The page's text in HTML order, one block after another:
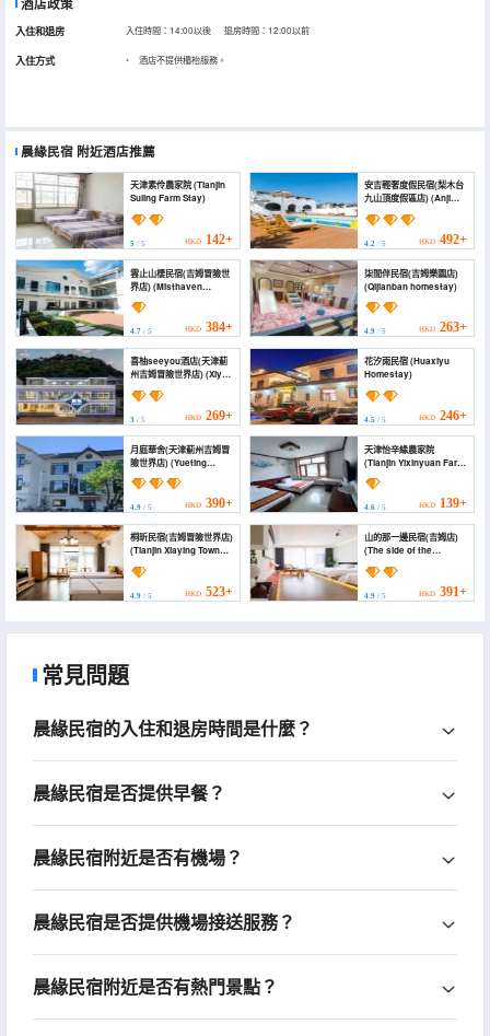
酒店政策
入住和退房 入住時間：14:00以後 退房時間：12:00以前
入住方式 酒店不提供櫃枱服務。
晨緣民宿 附近酒店推薦
天津素伶農家院 (Tianjin
Suling Farm Stay)
5 / 5 HKD 142+
安吉輕奢度假民宿(梨木台
九山頂度假區店) (Anji
Light Luxury Holiday
Homestay)
4.2/ 5 HKD 492+
雲止山棲民宿(吉姆冒險世
界店) (Misthaven
Lodge)
4.7 / 5 HKD 384+
柒間伴民宿(吉姆樂園店)
(Qijianban homestay)
4.9/ 5 HKD 263+
喜柚seeyou酒店(天津薊
州吉姆冒險世界店) (Xiyou
Seeyou Hotel (Tianjin
Jizhou Jim Adventure
World))
3 / 5 HKD 269+
花汐雨民宿 (Huaxiyu
Homestay)
4.5/ 5 HKD 246+
月庭華舍(天津薊州吉姆冒
險世界店) (Yueting
Huashe (Tianjin Jizhou
Jim Adventure World))
4.9 / 5 HKD 390+
天津怡辛緣農家院
(Tianjin Yixinyuan Farm
stay)
4.6/ 5 HKD 139+
桐昕民宿(吉姆冒險世界店)
(Tianjin Xiaying Town
Tuanshanzi Village)
4.9 / 5 HKD 523+
山的那一邊民宿(吉姆店)
(The side of the
mountain homestay
(Jim))
4.9/ 5 HKD 391+
常見問題
晨緣民宿的入住和退房時間是什麼？
晨緣民宿是否提供早餐？
晨緣民宿附近是否有機場？
晨緣民宿是否提供機場接送服務？
晨緣民宿附近是否有熱門景點？